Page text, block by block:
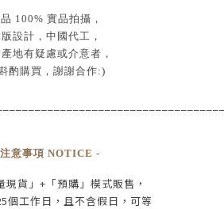
100% 實品拍攝 ，
設計，中國代工 ，
地有疑慮或介意者，
酌購買， 謝謝合作:)
意事項 NOTICE -
現貨」+ 「預購」模式販售，
個工作日 ，且不含假日 ， 可等